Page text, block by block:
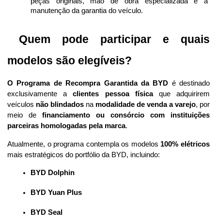
manutenção da garantia do veículo.
Quem pode participar e quais
modelos são elegíveis?
O Programa de Recompra Garantida da BYD é destinado
exclusivamente a clientes pessoa física que adquirirem
veículos não blindados na modalidade de venda a varejo, por
meio de financiamento ou consórcio com instituições
parceiras homologadas pela marca.
Atualmente, o programa contempla os modelos 100% elétricos
mais estratégicos do portfólio da BYD, incluindo:
BYD Dolphin
BYD Yuan Plus
BYD Seal